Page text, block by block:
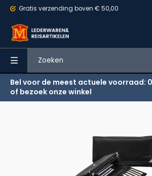
Gratis verzending boven € 50,00
Bel voor de meest actuele voorraad:
of bezoek onze winkel
Terug